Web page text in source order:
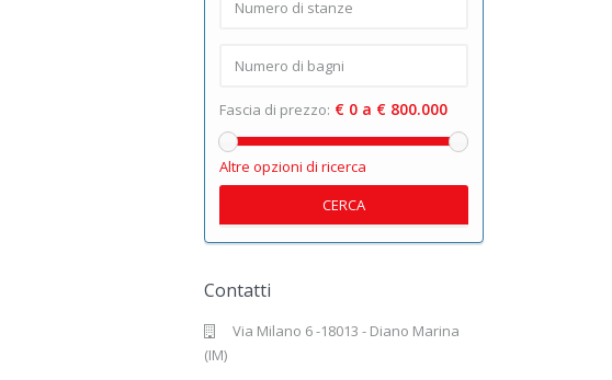
Fascia di prezzo: € 0 a € 800.000
Altre opzioni di ricerca
CERCA
Contatti
Via Milano 6 -18013 - Diano Marina
(IM)